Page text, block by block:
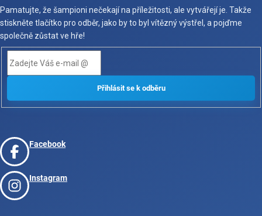
Pamatujte, že šampioni nečekají na příležitosti, ale vytvářejí je. Takže
stiskněte tlačítko pro odběr, jako by to byl vítězný výstřel, a pojďme
společně zůstat ve hře!
Facebook
Instagram